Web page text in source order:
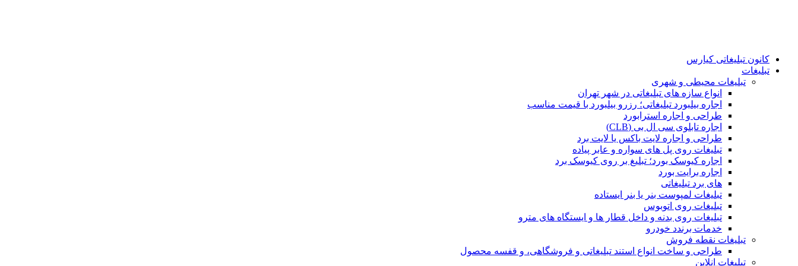
کانون تبلیغاتی کیارس
تبلیغات
تبلیغات محیطی و شهری
انواع سازه‌ های تبلیغاتی در شهر تهران
اجاره بیلبورد تبلیغاتی؛ رزرو بیلبورد با قیمت مناسب
طراحی و اجاره استرابورد
اجاره تابلوی سی ال بی (CLB)
طراحی و اجاره لایت باکس یا لایت برد
تبلیغات روی پل های سواره و عابر پیاده
اجاره کیوسک بورد؛ تبلیغ بر روی کیوسک برد
اجاره برایت بورد
های برد تبلیغاتی
تبلیغات لمپوست بنر یا بنر ایستاده
تبلیغات روی اتوبوس
تبلیغات روی بدنه و داخل قطار ها و ایستگاه های مترو
خدمات برندد خودرو
تبلیغات نقطه فروش
طراحی و ساخت انواع استند تبلیغاتی و فروشگاهی، و قفسه محصول
تبلیغات انلاین